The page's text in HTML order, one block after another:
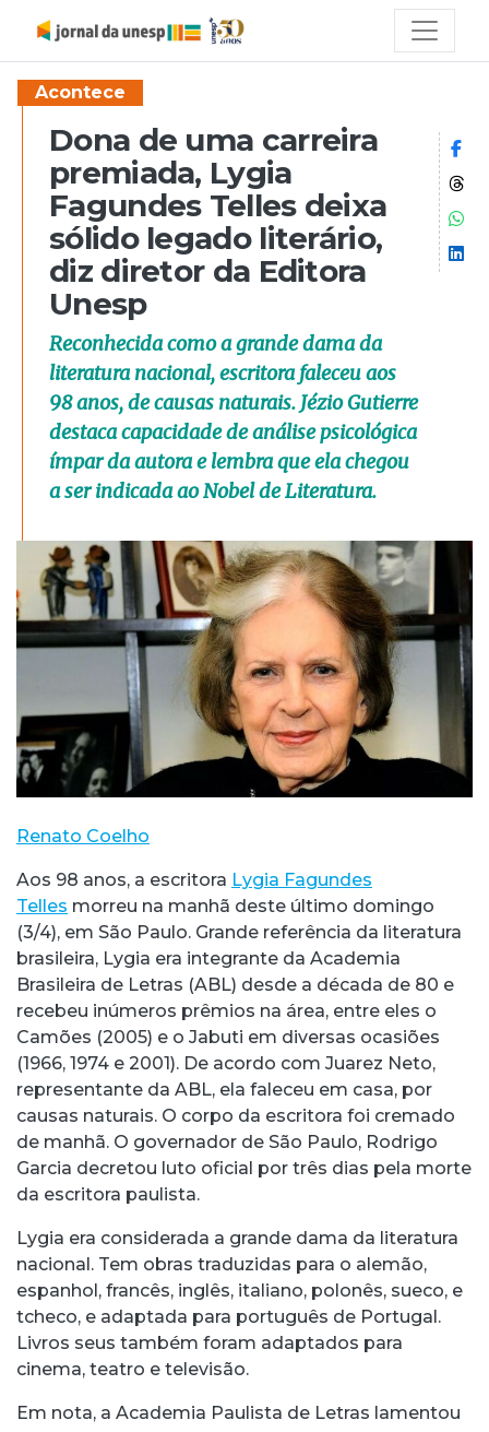
Acontece
Dona de uma carreira
premiada, Lygia
Fagundes Telles deixa
sólido legado literário,
diz diretor da Editora
Unesp
Reconhecida como a grande dama da
literatura nacional, escritora faleceu aos
98 anos, de causas naturais. Jézio Gutierre
destaca capacidade de análise psicológica
ímpar da autora e lembra que ela chegou
a ser indicada ao Nobel de Literatura.
Renato Coelho
Aos 98 anos, a escritora Lygia Fagundes
Telles morreu na manhã deste último domingo
(3/4), em São Paulo. Grande referência da literatura
brasileira, Lygia era integrante da Academia
Brasileira de Letras (ABL) desde a década de 80 e
recebeu inúmeros prêmios na área, entre eles o
Camões (2005) e o Jabuti em diversas ocasiões
(1966, 1974 e 2001). De acordo com Juarez Neto,
representante da ABL, ela faleceu em casa, por
causas naturais. O corpo da escritora foi cremado
de manhã. O governador de São Paulo, Rodrigo
Garcia decretou luto oficial por três dias pela morte
da escritora paulista.
Lygia era considerada a grande dama da literatura
nacional. Tem obras traduzidas para o alemão,
espanhol, francês, inglês, italiano, polonês, sueco, e
tcheco, e adaptada para português de Portugal.
Livros seus também foram adaptados para
cinema, teatro e televisão.
Em nota, a Academia Paulista de Letras lamentou